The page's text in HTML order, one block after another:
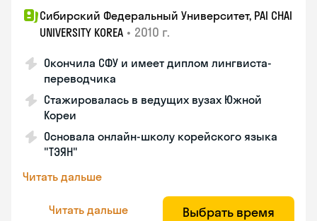
Сибирский Федеральный Университет, PAI CHAI
UNIVERSITY KOREA • 2010 г.
Окончила СФУ и имеет диплом лингвиста-
переводчика
Стажировалась в ведущих вузах Южной
Кореи
Основала онлайн-школу корейского языка
"ТЭЯН"
Читать дальше
Читать дальше Выбрать время